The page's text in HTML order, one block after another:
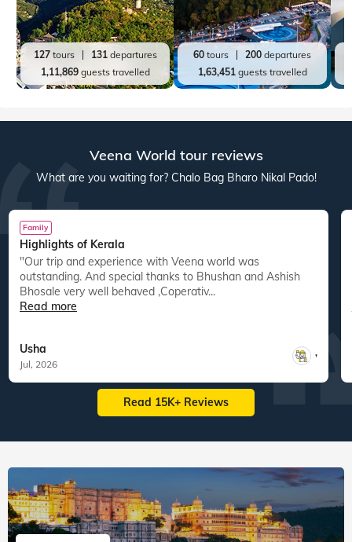
127tours 131departures
1,11,869guests travelled
60 tours 200 departures
1,63,451guests travelled
Veena World tour reviews
What are you waiting for? Chalo Bag Bharo Nikal Pado!
Family
Highlights of Kerala
"Our trip and experience with Veena world was
outstanding. And special thanks to Bhushan and Ashish
Bhosale very well behaved ,Coperativ...
Read more
Usha
Jul, 2026
,
Read 15K+ Reviews